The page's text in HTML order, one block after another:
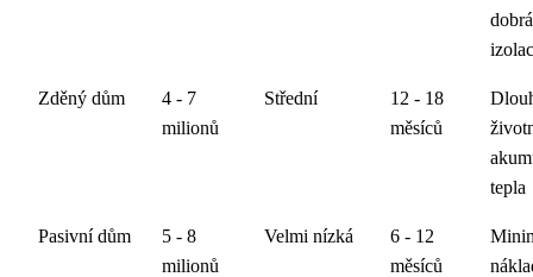
Zděný dům
4 - 7
milionů
Střední
12 - 18
měsíců
tepla
Pasivní dům
5 - 8
milionů
Velmi nízká
6 - 12
měsíců